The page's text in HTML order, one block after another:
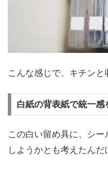
こんな感じで、キチンと
白紙の背表紙で統一感
この白い留め具に、シ
しようかとも考えたんだ